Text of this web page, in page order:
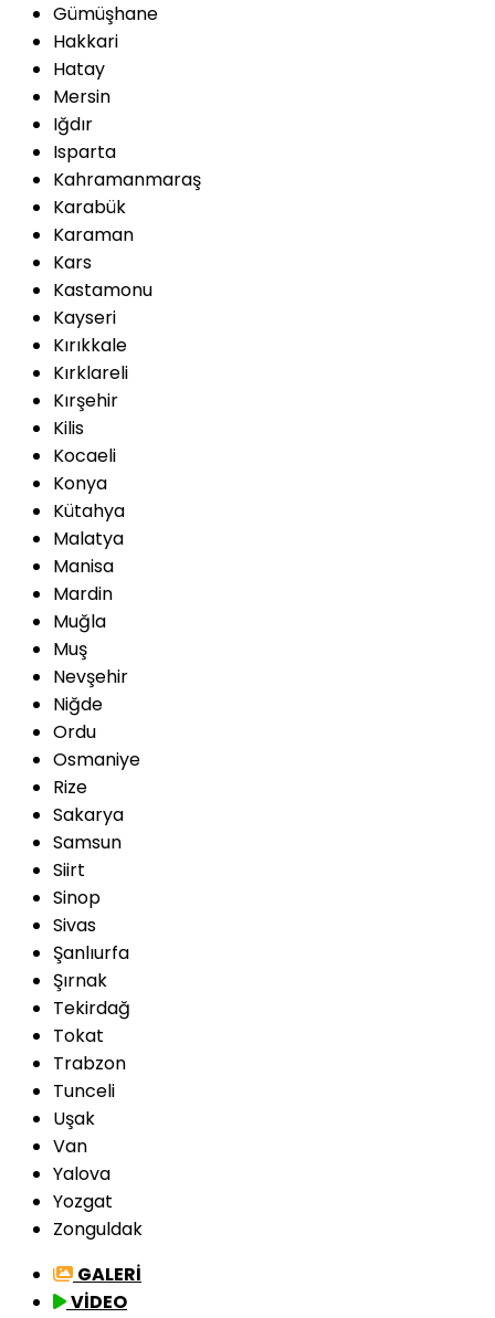
Gümüşhane
Hakkari
Hatay
Mersin
Iğdır
Isparta
Kahramanmaraş
Karabük
Karaman
Kars
Kastamonu
Kayseri
Kırıkkale
Kırklareli
Kırşehir
Kilis
Kocaeli
Konya
Kütahya
Malatya
Manisa
Mardin
Muğla
Muş
Nevşehir
Niğde
Ordu
Osmaniye
Rize
Sakarya
Samsun
Siirt
Sinop
Sivas
Şanlıurfa
Şırnak
Tekirdağ
Tokat
Trabzon
Tunceli
Uşak
Van
Yalova
Yozgat
Zonguldak
GALERİ
VİDEO